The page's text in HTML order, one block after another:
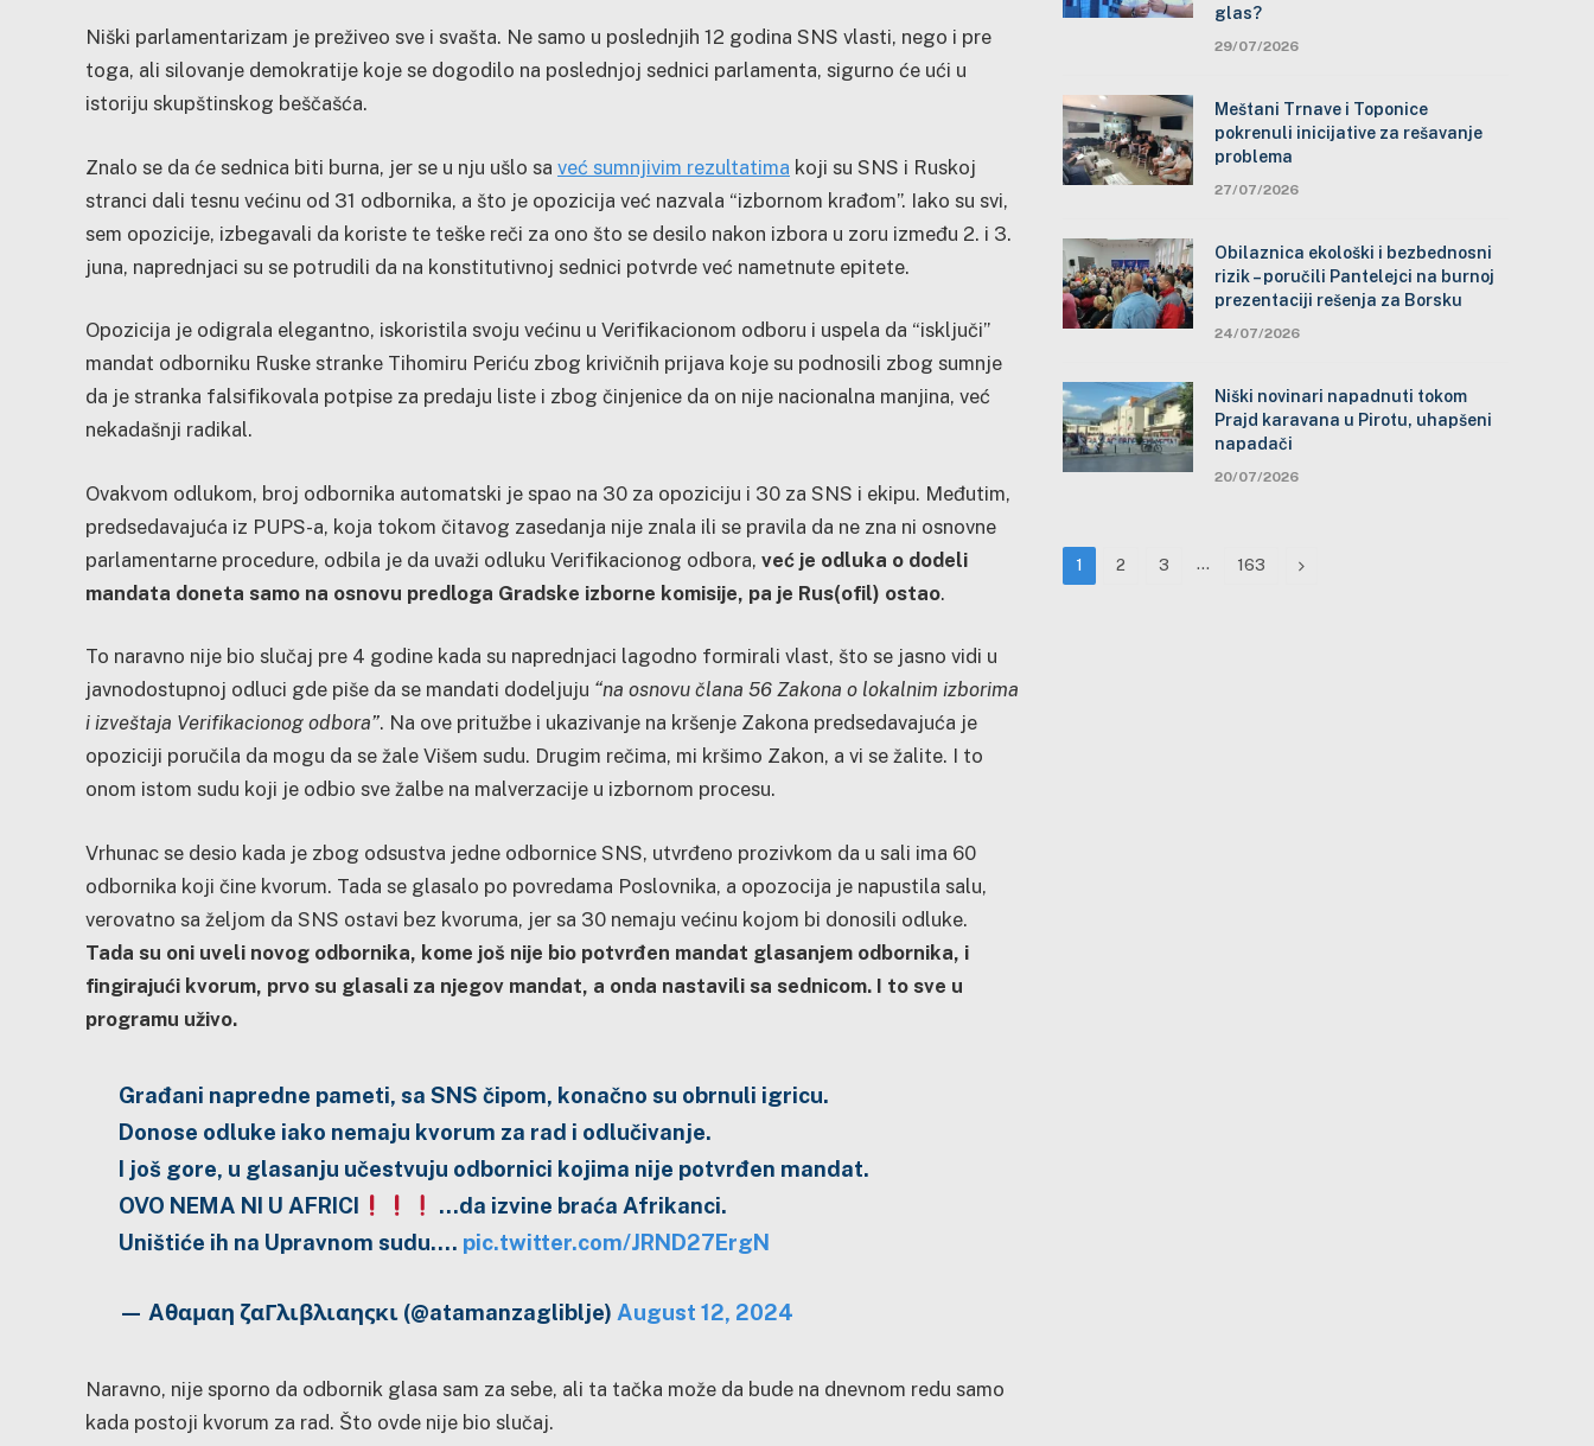
Niški parlamentarizam je preživeo sve i svašta. Ne samo u poslednjih 12 godina SNS vlasti, nego i pre
toga, ali silovanje demokratije koje se dogodilo na poslednjoj sednici parlamenta, sigurno će ući u
istoriju skupštinskog beščašća.
Znalo se da će sednica biti burna, jer se u nju ušlo sa već sumnjivim rezultatima koji su SNS i Ruskoj
stranci dali tesnu većinu od 31 odbornika, a što je opozicija već nazvala “izbornom krađom”. Iako su svi,
sem opozicije, izbegavali da koriste te teške reči za ono što se desilo nakon izbora u zoru između 2. i 3.
juna, naprednjaci su se potrudili da na konstitutivnoj sednici potvrde već nametnute epitete.
Opozicija je odigrala elegantno, iskoristila svoju većinu u Verifikacionom odboru i uspela da “isključi”
mandat odborniku Ruske stranke Tihomiru Periću zbog krivičnih prijava koje su podnosili zbog sumnje
da je stranka falsifikovala potpise za predaju liste i zbog činjenice da on nije nacionalna manjina, već
nekadašnji radikal.
Ovakvom odlukom, broj odbornika automatski je spao na 30 za opoziciju i 30 za SNS i ekipu. Međutim,
predsedavajuća iz PUPS-a, koja tokom čitavog zasedanja nije znala ili se pravila da ne zna ni osnovne
parlamentarne procedure, odbila je da uvaži odluku Verifikacionog odbora, već je odluka o dodeli
mandata doneta samo na osnovu predloga Gradske izborne komisije, pa je Rus(ofil) ostao.
To naravno nije bio slučaj pre 4 godine kada su naprednjaci lagodno formirali vlast, što se jasno vidi u
javnodostupnoj odluci gde piše da se mandati dodeljuju “na osnovu člana 56 Zakona o lokalnim izborima
i izveštaja Verifikacionog odbora”. Na ove pritužbe i ukazivanje na kršenje Zakona predsedavajuća je
opoziciji poručila da mogu da se žale Višem sudu. Drugim rečima, mi kršimo Zakon, a vi se žalite. I to
onom istom sudu koji je odbio sve žalbe na malverzacije u izbornom procesu.
Vrhunac se desio kada je zbog odsustva jedne odbornice SNS, utvrđeno prozivkom da u sali ima 60
odbornika koji čine kvorum. Tada se glasalo po povredama Poslovnika, a opozocija je napustila salu,
verovatno sa željom da SNS ostavi bez kvoruma, jer sa 30 nemaju većinu kojom bi donosili odluke.
Tada su oni uveli novog odbornika, kome još nije bio potvrđen mandat glasanjem odbornika, i
fingirajući kvorum, prvo su glasali za njegov mandat, a onda nastavili sa sednicom. I to sve u
programu uživo.
Građani napredne pameti, sa SNS čipom, konačno su obrnuli igricu.
Donose odluke iako nemaju kvorum za rad i odlučivanje.
I još gore, u glasanju učestvuju odbornici kojima nije potvrđen mandat.
OVO NEMA NI U AFRICI
…da izvine braća Afrikanci.
Uništiće ih na Upravnom sudu.… pic.twitter.com/JRND27ErgN
— Aθαμαη ζαΓλιβλιαηςκι (@atamanzagliblje) August 12, 2024
Naravno, nije sporno da odbornik glasa sam za sebe, ali ta tačka može da bude na dnevnom redu samo
kada postoji kvorum za rad. Što ovde nije bio slučaj.
glas?
29/07/2026
Meštani Trnave i Toponice
pokrenuli inicijative za rešavanje
problema
27/07/2026
Obilaznica ekološki i bezbednosni
rizik – poručili Pantelejci na burnoj
prezentaciji rešenja za Borsku
24/07/2026
Niški novinari napadnuti tokom
Prajd karavana u Pirotu, uhapšeni
napadači
20/07/2026
1 2 3 … 163 Next